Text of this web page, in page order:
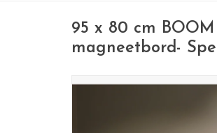
95 x 80 cm
magneetbord-